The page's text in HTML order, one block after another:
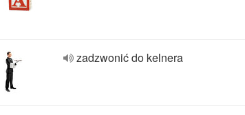
zadzwonić do kelnera